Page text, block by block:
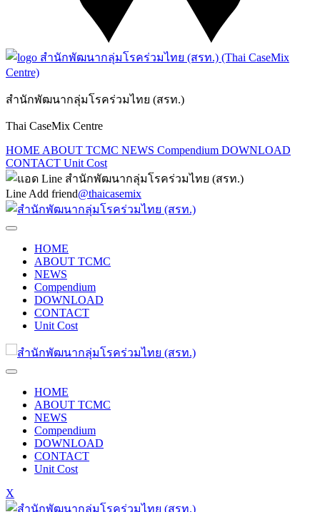
สำนักพัฒนากลุ่มโรคร่วมไทย (สรท.)
Thai CaseMix Centre
HOME ABOUT TCMC NEWS Compendium DOWNLOAD
CONTACT Unit Cost
Line Add friend@thaicasemix
HOME
ABOUT TCMC
NEWS
Compendium
DOWNLOAD
CONTACT
Unit Cost
HOME
ABOUT TCMC
NEWS
Compendium
DOWNLOAD
CONTACT
Unit Cost
X